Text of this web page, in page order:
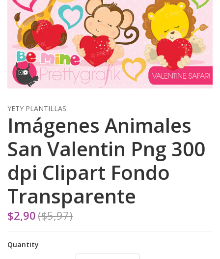
YETY PLANTILLAS
Imágenes Animales
San Valentin Png 300
dpi Clipart Fondo
Transparente
$2,90($5,97)
Quantity